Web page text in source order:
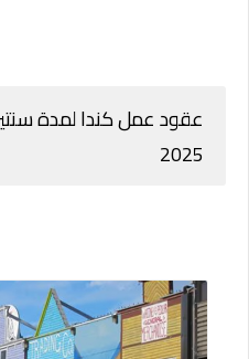
عقود عمل كندا لمدة
2025